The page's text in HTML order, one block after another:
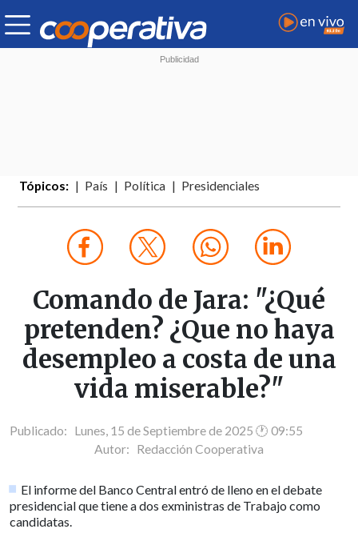
Tópicos: País Política Presidenciales
Comando de Jara: "¿Qué
pretenden? ¿Que no haya
desempleo a costa de una
vida miserable?"
Publicado: Lunes, 15 de Septiembre de 2025 🕐 09:55
Autor: Redacción Cooperativa
El informe del Banco Central entró de lleno en el debate
presidencial que tiene a dos exministras de Trabajo como
candidatas.